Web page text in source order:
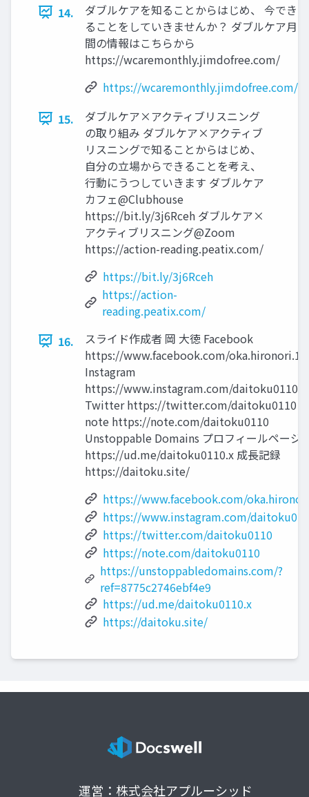
14.
ダブルケアを知ることからはじめ、 今でき
ることをしていきませんか？ ダブルケア月
間の情報はこちらから
https://wcaremonthly.jimdofree.com/
https://wcaremonthly.jimdofree.com/
15.
ダブルケア×アクティブリスニング
の取り組み ダブルケア×アクティブ
リスニングで知ることからはじめ、
自分の立場からできることを考え、
行動にうつしていきます ダブルケア
カフェ@Clubhouse
https://bit.ly/3j6Rceh ダブルケア×
アクティブリスニング@Zoom
https://action-reading.peatix.com/
https://bit.ly/3j6Rceh
https://action-
reading.peatix.com/
16.
スライド作成者 岡 大徳 Facebook
https://www.facebook.com/oka.hironori.1
Instagram
https://www.instagram.com/daitoku0110/
Twitter https://twitter.com/daitoku0110
note https://note.com/daitoku0110
Unstoppable Domains プロフィールページ
https://ud.me/daitoku0110.x 成長記録
https://daitoku.site/
https://www.facebook.com/
https://www.instagram.com/
https://twitter.com/daitoku0110
https://note.com/daitoku0110
https://unstoppabledomains.com/?
ref=8775c2746ebf4e9
https://ud.me/daitoku0110.x
https://daitoku.site/
運営：株式会社アプルーシッド